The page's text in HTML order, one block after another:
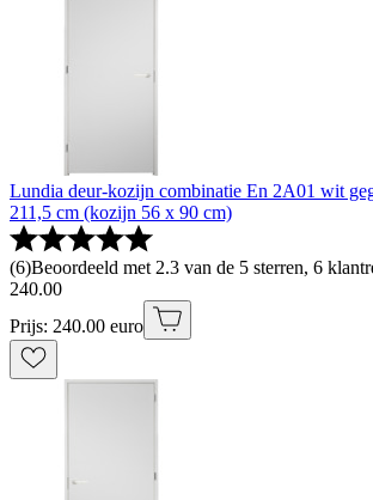
Lundia deur-kozijn combinatie En 2A01 wit
211,5 cm (kozijn 56 x 90 cm)
(6)Beoordeeld met 2.3 van de 5 sterren, 6
240.00
Prijs: 240.00 euro